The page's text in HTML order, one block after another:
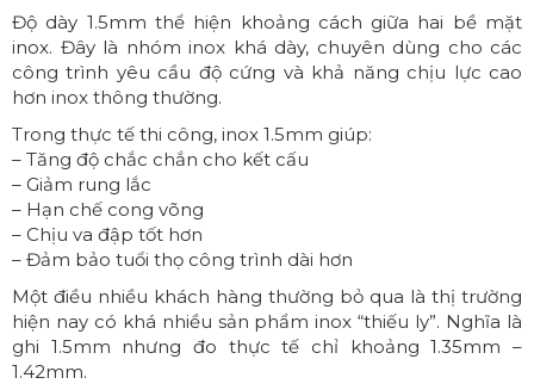
Độ dày 1.5mm thể hiện khoảng cách giữa hai bề mặt
inox. Đây là nhóm inox khá dày, chuyên dùng cho các
công trình yêu cầu độ cứng và khả năng chịu lực cao
hơn inox thông thường.
Trong thực tế thi công, inox 1.5mm giúp:
– Tăng độ chắc chắn cho kết cấu
– Giảm rung lắc
– Hạn chế cong võng
– Chịu va đập tốt hơn
– Đảm bảo tuổi thọ công trình dài hơn
Một điều nhiều khách hàng thường bỏ qua là thị trường
hiện nay có khá nhiều sản phẩm inox “thiếu ly”. Nghĩa là
ghi 1.5mm nhưng đo thực tế chỉ khoảng 1.35mm –
1.42mm.